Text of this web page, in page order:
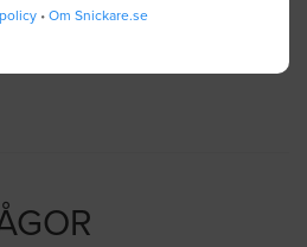
• Om Snickare.se